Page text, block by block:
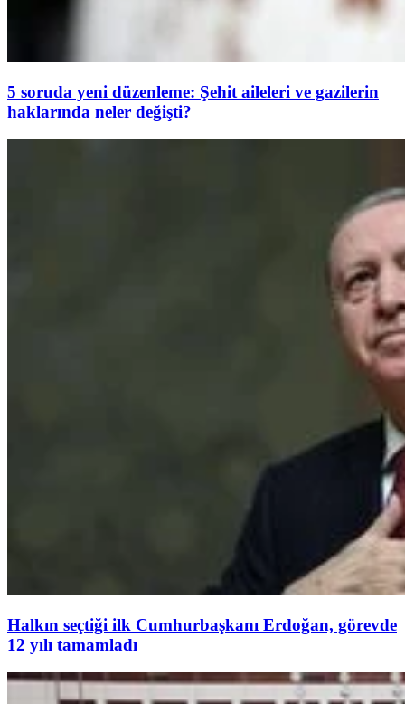
5 soruda yeni düzenleme: Şehit aileleri ve gazilerin
haklarında neler değişti?
Halkın seçtiği ilk Cumhurbaşkanı Erdoğan, görevde
12 yılı tamamladı